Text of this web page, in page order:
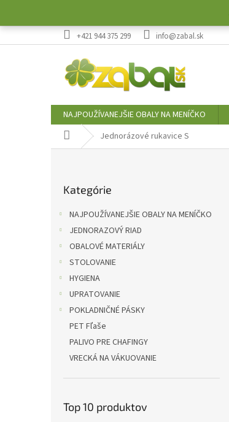
obsah
+421 944 375 299 info@zabal.sk
NAJPOUŽÍVANEJŠIE OBALY NA MENÍČKO
Domov Jednorázové rukavice S
kategórie
Kategórie
NAJPOUŽÍVANEJŠIE OBALY NA MENÍČKO
JEDNORAZOVÝ RIAD
OBALOVÉ MATERIÁLY
STOLOVANIE
HYGIENA
UPRATOVANIE
POKLADNIČNÉ PÁSKY
PET Fľaše
PALIVO PRE CHAFINGY
VRECKÁ NA VÁKUOVANIE
Top 10 produktov